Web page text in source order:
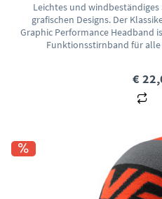
Leichtes und
grafischen Designs. Der
Graphic Performance Headband
Funktionsstirnband für
€